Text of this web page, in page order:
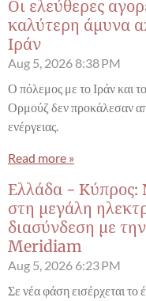
Οι ελεύθερες
καλύτερη άμυνα
Ιράν
Aug 5, 2026 8:38 PM
Ο πόλεμος με το Ιράν και
Ορμούζ δεν προκάλεσαν
ενέργειας.
Read more »
Ελλάδα - Κύπρος:
στη μεγάλη
διασύνδεση με
Meridiam
Aug 5, 2026 6:23 PM
Σε νέα φάση εισέρχεται το